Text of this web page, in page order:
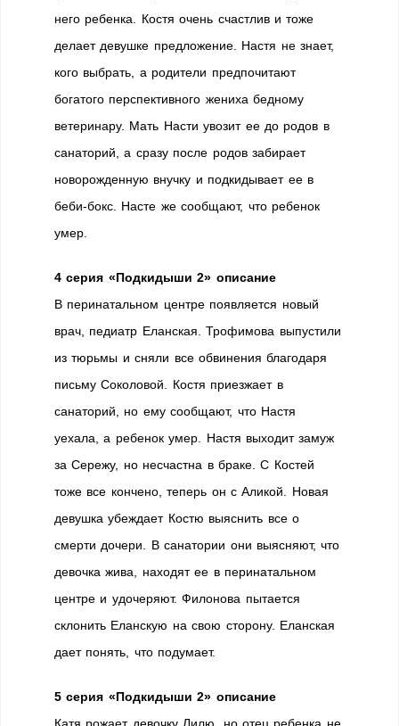
него ребенка. Костя очень счастлив и тоже
делает девушке предложение. Настя не знает,
кого выбрать, а родители предпочитают
богатого перспективного жениха бедному
ветеринару. Мать Насти увозит ее до родов в
санаторий, а сразу после родов забирает
новорожденную внучку и подкидывает ее в
беби-бокс. Насте же сообщают, что ребенок
умер.
4 серия «Подкидыши 2» описание
В перинатальном центре появляется новый
врач, педиатр Еланская. Трофимова выпустили
из тюрьмы и сняли все обвинения благодаря
письму Соколовой. Костя приезжает в
санаторий, но ему сообщают, что Настя
уехала, а ребенок умер. Настя выходит замуж
за Сережу, но несчастна в браке. С Костей
тоже все кончено, теперь он с Аликой. Новая
девушка убеждает Костю выяснить все о
смерти дочери. В санатории они выясняют, что
девочка жива, находят ее в перинатальном
центре и удочеряют. Филонова пытается
склонить Еланскую на свою сторону. Еланская
дает понять, что подумает.
5 серия «Подкидыши 2» описание